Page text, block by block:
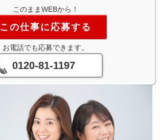
このままWEBから！
この仕事に応募する
お電話でも応募できます。
0120-81-1197